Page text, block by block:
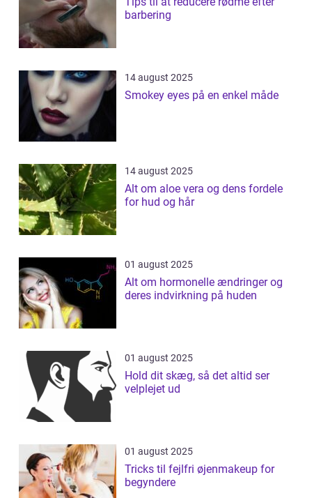
barbering
14 august 2025
Smokey eyes på en enkel måde
14 august 2025
Alt om aloe vera og dens fordele
for hud og hår
01 august 2025
Alt om hormonelle ændringer og
deres indvirkning på huden
01 august 2025
Hold dit skæg, så det altid ser
velplejet ud
01 august 2025
Tricks til fejlfri øjenmakeup for
begyndere